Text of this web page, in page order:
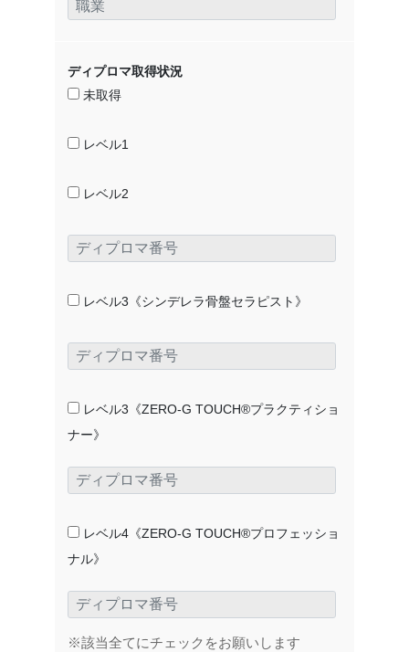
ディプロマ取得状況
未取得
レベル1
レベル2
レベル3《シンデレラ骨盤セラピスト》
レベル3《ZERO-G TOUCH®プラクティショ
ナー》
レベル4《ZERO-G TOUCH®プロフェッショ
ナル》
※該当全てにチェックをお願いします